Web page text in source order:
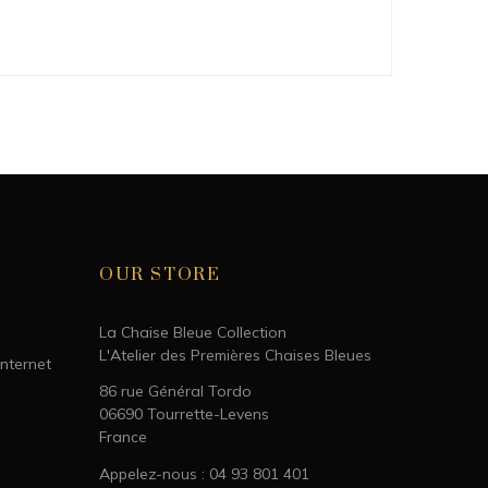
OUR STORE
La Chaise Bleue Collection
L'Atelier des Premières Chaises Bleues
86 rue Général Tordo
06690 Tourrette-Levens
France
Appelez-nous : 04 93 801 401